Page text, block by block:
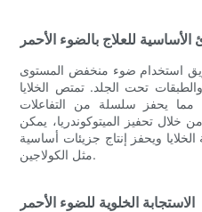
الأساسية للعلاج بالضوء الأحمر
استخدام ضوء منخفض المستوى
تحت الجلد. تمتص الخلايا
مما يحفز سلسلة من التفاعلات
خلال تحفيز الميتوكوندريا، يمكن
ويحفز إنتاج جزيئات أساسية
مثل الكولاجين.
الاستجابة الخلوية للضوء الأحمر